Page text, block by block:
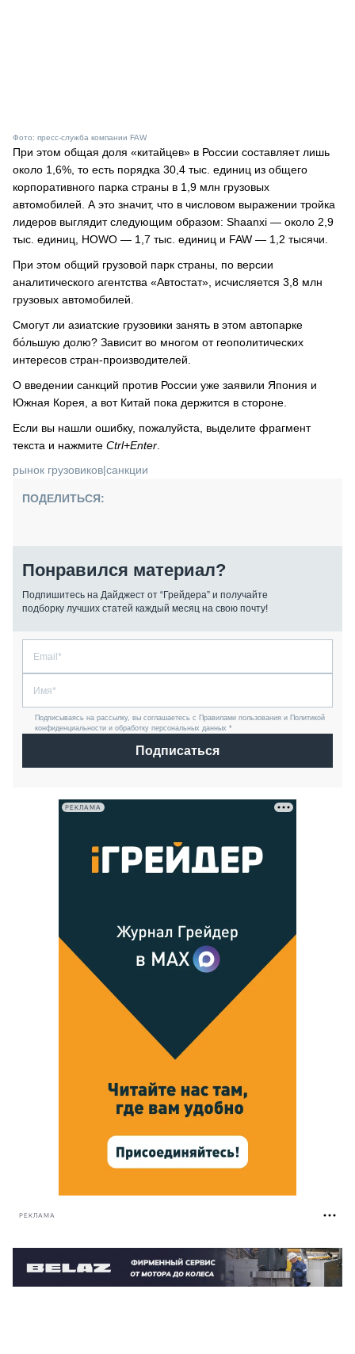
Фото: пресс-служба компании FAW
При этом общая доля «китайцев» в России составляет лишь
около 1,6%, то есть порядка 30,4 тыс. единиц из общего
корпоративного парка страны в 1,9 млн грузовых
автомобилей. А это значит, что в числовом выражении тройка
лидеров выглядит следующим образом: Shaanxi — около 2,9
тыс. единиц, HOWO — 1,7 тыс. единиц и FAW — 1,2 тысячи.
При этом общий грузовой парк страны, по версии
аналитического агентства «Автостат», исчисляется 3,8 млн
грузовых автомобилей.
Смогут ли азиатские грузовики занять в этом автопарке
бо́льшую долю? Зависит во многом от геополитических
интересов стран-производителей.
О введении санкций против России уже заявили Япония и
Южная Корея, а вот Китай пока держится в стороне.
Если вы нашли ошибку, пожалуйста, выделите фрагмент
текста и нажмите Ctrl+Enter
рынок грузовиков|санкции
ПОДЕЛИТЬСЯ:
Понравился материал?
Подпишитесь на Дайджест от “Грейдера” и получайте
подборку лучших статей каждый месяц на свою почту!
Подписываясь на рассылку, вы соглашаетесь с Правилами пользования и Политикой
конфиденциальности и обработку персональных данных *
Подписаться
РЕКЛАМА
РЕКЛАМА